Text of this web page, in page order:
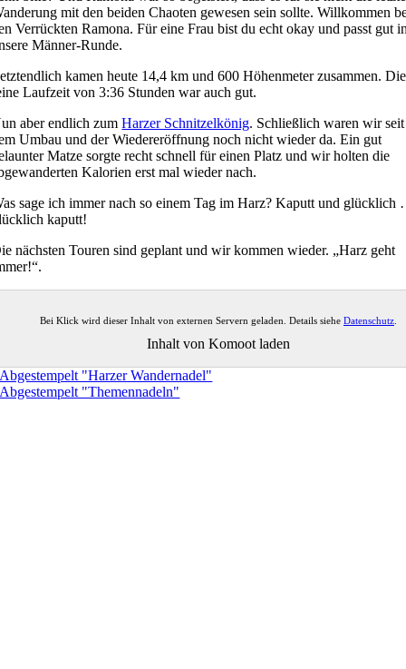
mit den beiden Chaoten gewesen sein sollte. Willkommen
Verrückten Ramona. Für eine Frau bist du echt okay und passt gut
Männer-Runde.
kamen heute 14,4 km und 600 Höhenmeter zusammen. Die
Laufzeit von 3:36 Stunden war auch gut.
aber endlich zumHarzer Schnitzelkönig. Schließlich waren wir seit
Umbau und der Wiedereröffnung noch nicht wieder da. Ein gut
Matze sorgte recht schnell für einen Platz und wir holten die
Kalorien erst mal wieder nach.
sage ich immer nach so einem Tag im Harz? Kaputt und glücklich
kaputt!
nächsten Touren sind geplant und wir kommen wieder. „Harz geht
Bei Klick wird dieser Inhalt von externen Servern geladen. Details siehe Datenschutz
Inhalt von Komoot laden
Abgestempelt "Harzer Wandernadel"
Abgestempelt "Themennadeln"